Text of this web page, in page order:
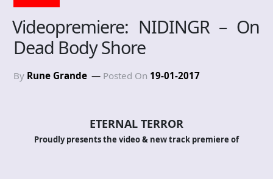
Videopremiere: NIDINGR – On
Dead Body Shore
By Rune Grande Posted On 19-01-2017
ETERNAL TERROR
Proudly presents the video & new track premiere of